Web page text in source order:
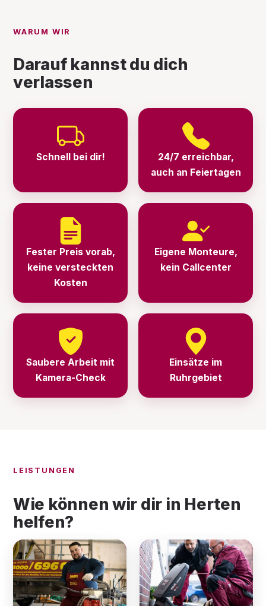
WARUM WIR
Darauf kannst du dich
verlassen
Schnell bei dir!
24/7 erreichbar,
auch an Feiertagen
Fester Preis vorab,
keine versteckten
Kosten
Eigene Monteure,
kein Callcenter
Saubere Arbeit mit
Kamera-Check
Einsätze im
Ruhrgebiet
LEISTUNGEN
Wie können wir dir in Herten
helfen?